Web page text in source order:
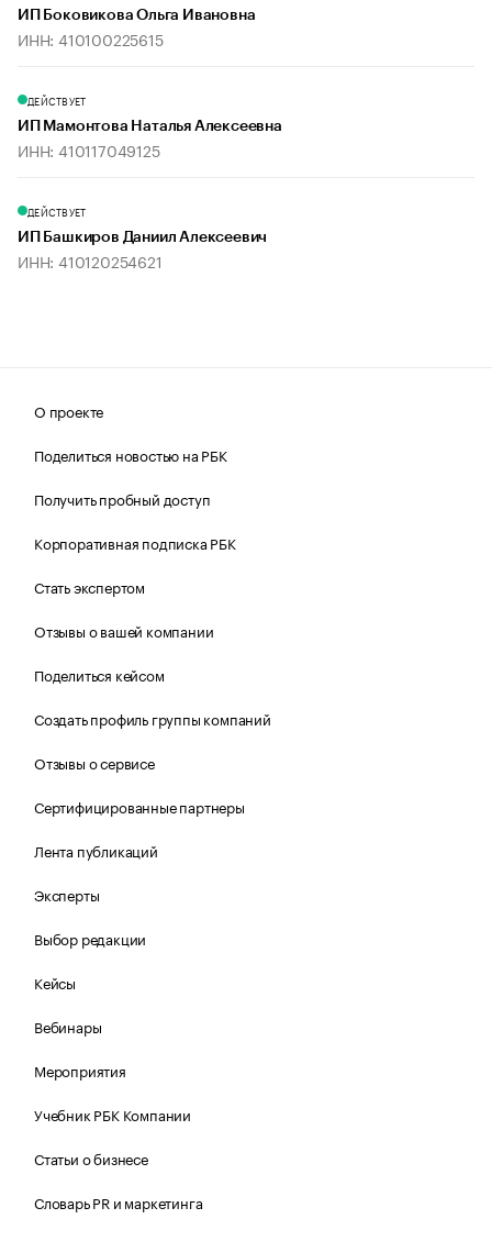
ИП Боковикова Ольга Ивановна
ИНН: 410100225615
ДЕЙСТВУЕТ
ИП Мамонтова Наталья Алексеевна
ИНН: 410117049125
ДЕЙСТВУЕТ
ИП Башкиров Даниил Алексеевич
ИНН: 410120254621
О проекте
Поделиться новостью на РБК
Получить пробный доступ
Корпоративная подписка РБК
Стать экспертом
Отзывы о вашей компании
Поделиться кейсом
Создать профиль группы компаний
Отзывы о сервисе
Сертифицированные партнеры
Лента публикаций
Эксперты
Выбор редакции
Кейсы
Вебинары
Мероприятия
Учебник РБК Компании
Статьи о бизнесе
Словарь PR и маркетинга